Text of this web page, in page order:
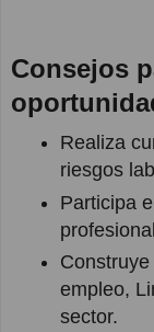
Consejos
Realiza
riesgos
Participa
empleo,
sector.